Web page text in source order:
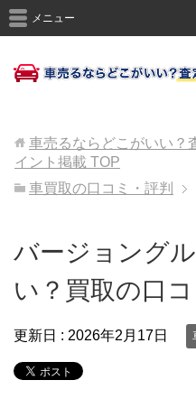
メニュー
車売るならどこがいい？
イント掲載 TOP
車買取の口コミ・評判
バージョング
い？買取の口
更新日 : 2026年2月17日